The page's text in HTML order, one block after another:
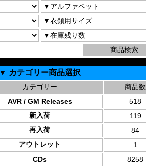
▼ カテゴリー商品選択
カテゴリー
商品数
AVR / GM Releases
518
新入荷
119
再入荷
84
アウトレット
1
CDs
8258